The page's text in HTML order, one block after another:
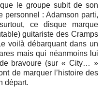
le groupe subit de son
personnel : Adamson parti,
ce disque marque
guitariste des Cramps
voilà débarquant dans un
mais qui néanmoins lui
bravoure (sur « City… »
de marquer l’histoire des
départ.